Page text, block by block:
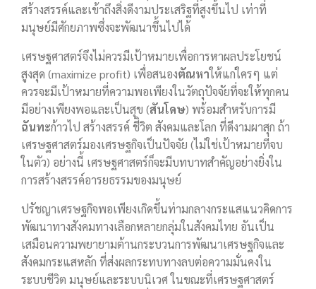
สร้างสรรค์และเข้าถึงสิ่งดีงามประเสริฐที่สูงขึ้นไป เท่าที่
มนุษย์มีศักยภาพซึ่งจะพัฒนาขึ้นไปได้
เศรษฐศาสตร์จึงไม่ควรมีเป้าหมายเพื่อการหาผลประโยชน์
สูงสุด (maximize profit) เพื่อสนองตัณหาให้แก่ใครๆ แต่
ควรจะมีเป้าหมายที่ความพอเพียงในวัตถุปัจจัยที่จะให้ทุกคน
มีอย่างเพียงพอและเป็นสุข (สันโดษ) พร้อมสำหรับการมี
ฉันทะก้าวไป สร้างสรรค์ ชีิวิต สังคมและโลก ที่ดีงามผาสุก ถ้า
เศรษฐศาสตร์มองเศรษฐกิจเป็นปัจจัย (ไม่ใช่เป้าหมายที่จบ
ในตัว) อย่างนี้ เศรษฐศาสตร์ก็จะมีบทบาทสำคัญอย่างยิ่งใน
การสร้างสรรค์อารยธรรมของมนุษย์
ปรัชญาเศรษฐกิจพอเพียงเกิดขึ้นท่ามกลางกระแสแนวคิดการ
พัฒนาทางสังคมทางเลือกหลายกลุ่มในสังคมไทย อันเป็น
เสมือนความพยายามต้านกระบวนการพัฒนาเศรษฐกิจและ
สังคมกระแสหลัก ที่ส่งผลกระทบทางลบต่อความมั่นคงใน
ระบบชีวิต มนุษย์และระบบนิเวศ ในขณะที่เศรษฐศาสตร์